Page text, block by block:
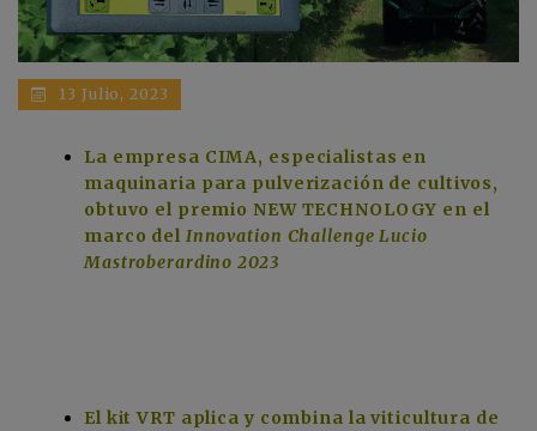
13 Julio, 2023
La empresa CIMA, especialistas en
maquinaria para pulverización de cultivos,
obtuvo el premio NEW TECHNOLOGY en el
marco del Innovation Challenge Lucio
Mastroberardino 2023
El kit VRT aplica y combina la viticultura de